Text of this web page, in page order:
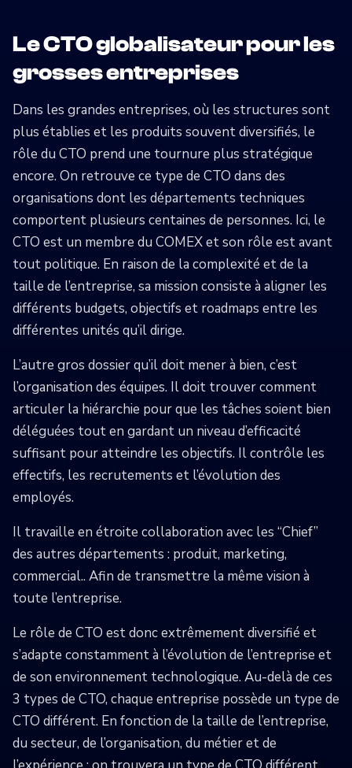
Le CTO globalisateur pour les
grosses entreprises
Dans les grandes entreprises, où les structures sont
plus établies et les produits souvent diversifiés, le
rôle du CTO prend une tournure plus stratégique
encore. On retrouve ce type de CTO dans des
organisations dont les départements techniques
comportent plusieurs centaines de personnes. Ici, le
CTO est un membre du COMEX et son rôle est avant
tout politique. En raison de la complexité et de la
taille de l’entreprise, sa mission consiste à aligner les
différents budgets, objectifs et roadmaps entre les
différentes unités qu’il dirige.
L’autre gros dossier qu’il doit mener à bien, c’est
l’organisation des équipes. Il doit trouver comment
articuler la hiérarchie pour que les tâches soient bien
déléguées tout en gardant un niveau d’efficacité
suffisant pour atteindre les objectifs. Il contrôle les
effectifs, les recrutements et l’évolution des
employés.
Il travaille en étroite collaboration avec les “Chief”
des autres départements : produit, marketing,
commercial.. Afin de transmettre la même vision à
toute l’entreprise.
Le rôle de CTO est donc extrêmement diversifié et
s’adapte constamment à l’évolution de l’entreprise et
de son environnement technologique. Au-delà de ces
3 types de CTO, chaque entreprise possède un type de
CTO différent. En fonction de la taille de l’entreprise,
du secteur, de l’organisation, du métier et de